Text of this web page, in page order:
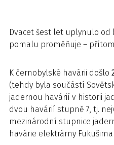
Dvacet šest let uplynulo od
pomalu proměňuje –
K černobylské havárii došlo
(tehdy byla součástí
jadernou havárií v historii
dvou havárií stupně 7, tj.
mezinárodní stupnice
havárie elektrárny